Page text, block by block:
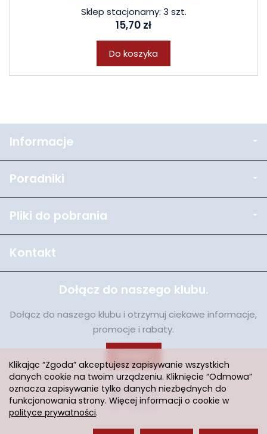
Sklep stacjonarny: 3 szt.
15,70 zł
Do koszyka
Informacje
Poradniki
Pliki do pobrania
Kontakt
Dołącz do naszego klubu.
Dołącz do naszego klubu i otrzymuj ciekawe informacje,
promocje i rabaty.
Klikając “Zgoda” akceptujesz zapisywanie wszystkich
danych cookie na twoim urządzeniu. Kliknięcie “Odmowa”
oznacza zapisywanie tylko danych niezbędnych do
funkcjonowania strony. Więcej informacji o cookie w
polityce prywatności.